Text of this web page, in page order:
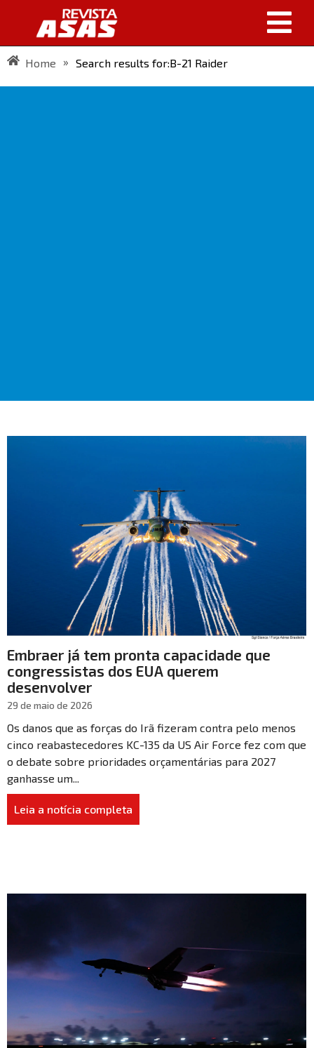
Home » Search results for:B-21 Raider
Embraer já tem pronta capacidade que
congressistas dos EUA querem
desenvolver
29 de maio de 2026
Os danos que as forças do Irã fizeram contra pelo menos
cinco reabastecedores KC-135 da US Air Force fez com que
o debate sobre prioridades orçamentárias para 2027
ganhasse um...
Leia a notícia completa